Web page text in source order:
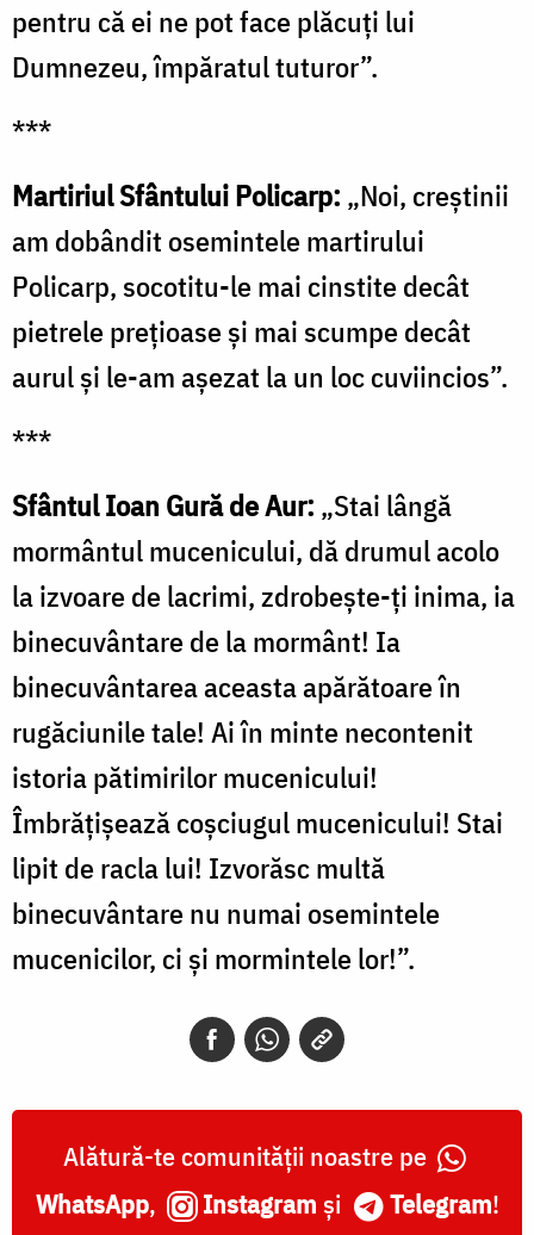
pentru că ei ne pot face plăcuţi lui
Dumnezeu, împăratul tuturor”.
***
Martiriul Sfântului Policarp: „Noi, creştinii
am dobândit osemintele martirului
Policarp, socotitu-le mai cinstite decât
pietrele preţioase şi mai scumpe decât
aurul şi le-am aşezat la un loc cuviincios”.
***
Sfântul Ioan Gură de Aur: „Stai lângă
mormântul mucenicului, dă drumul acolo
la izvoare de lacrimi, zdrobeşte-ţi inima, ia
binecuvântare de la mormânt! Ia
binecuvântarea aceasta apărătoare în
rugăciunile tale! Ai în minte necontenit
istoria pătimirilor mucenicului!
Îmbrăţişează coşciugul mucenicului! Stai
lipit de racla lui! Izvorăsc multă
binecuvântare nu numai osemintele
mucenicilor, ci şi mormintele lor!”.
Alătură-te comunității noastre pe
WhatsApp, Instagram și Telegram!